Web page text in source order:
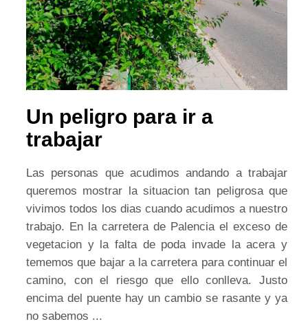
Un peligro para ir a
trabajar
Las personas que acudimos andando a trabajar
queremos mostrar la situacion tan peligrosa que
vivimos todos los dias cuando acudimos a nuestro
trabajo. En la carretera de Palencia el exceso de
vegetacion y la falta de poda invade la acera y
tememos que bajar a la carretera para continuar el
camino, con el riesgo que ello conlleva. Justo
encima del puente hay un cambio se rasante y ya
no sabemos ...